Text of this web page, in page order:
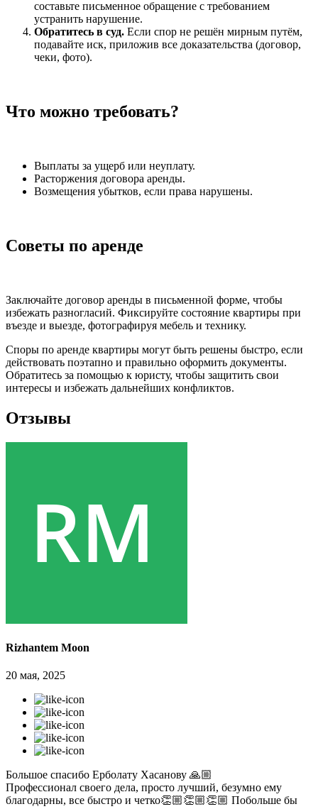
составьте письменное обращение с требованием
устранить нарушение.
Обратитесь в суд. Если спор не решён мирным путём,
подавайте иск, приложив все доказательства (договор,
чеки, фото).
Что можно требовать?
Выплаты за ущерб или неуплату.
Расторжения договора аренды.
Возмещения убытков, если права нарушены.
Советы по аренде
Заключайте договор аренды в письменной форме, чтобы
избежать разногласий. Фиксируйте состояние квартиры при
въезде и выезде, фотографируя мебель и технику.
Споры по аренде квартиры могут быть решены быстро, если
действовать поэтапно и правильно оформить документы.
Обратитесь за помощью к юристу, чтобы защитить свои
интересы и избежать дальнейших конфликтов.
Отзывы
Rizhantem Moon
20 мая, 2025
Большое спасибо Ерболату Хасанову 🙏🏼
Профессионал своего дела, просто лучший, безумно ему
благодарны, все быстро и четко👏🏼👏🏼👏🏼 Побольше бы